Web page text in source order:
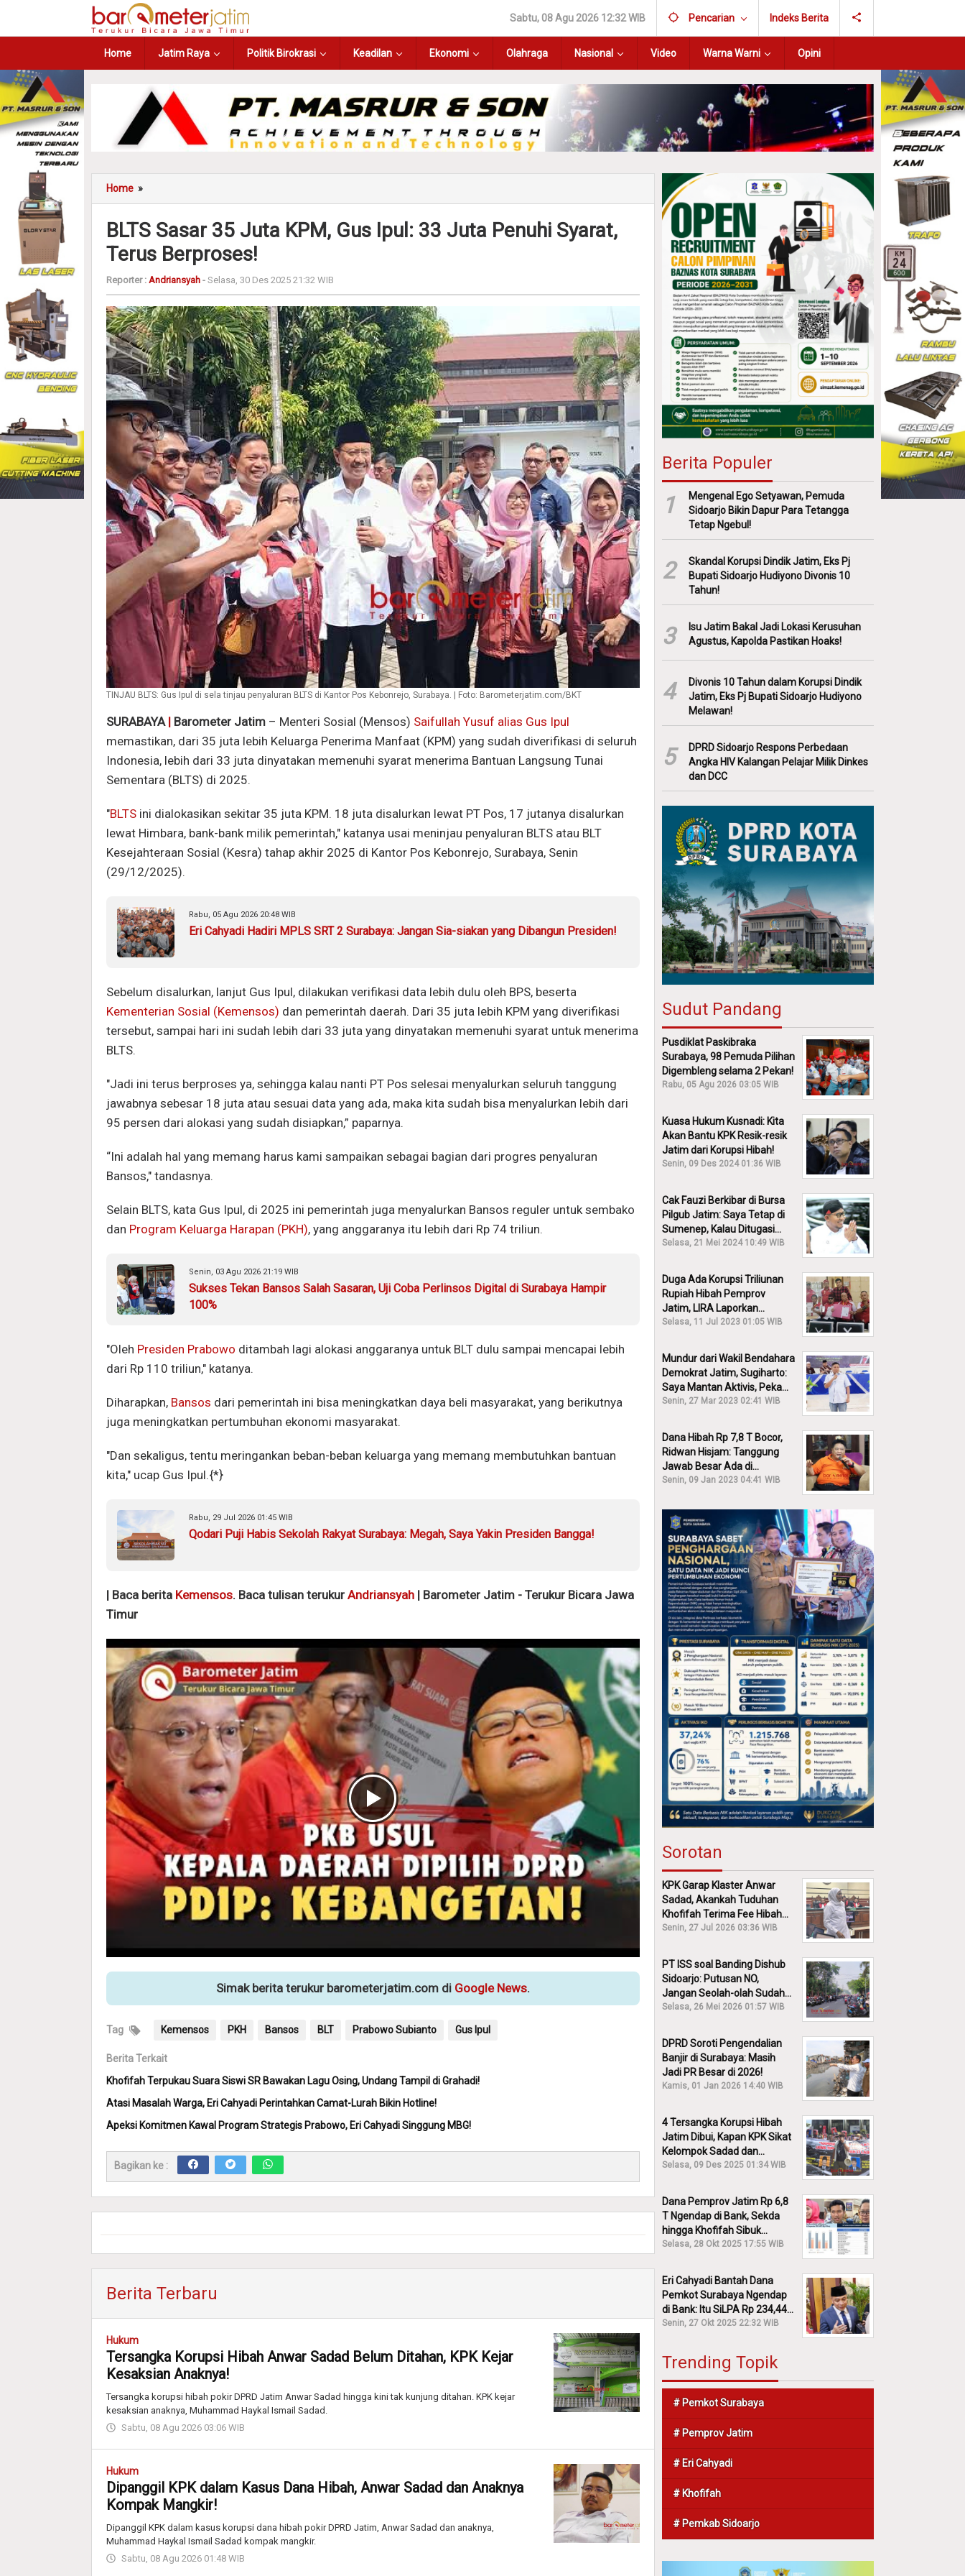
Sabtu, 08 Agu 2026 12:32 WIB Pencarian Indeks Berita
Home Jatim Raya Politik Birokrasi Keadilan Ekonomi Olahraga Nasional Video Warna Warni Opini
Home »
BLTS Sasar 35 Juta KPM, Gus Ipul: 33 Juta Penuhi Syarat,
Terus Berproses!
Reporter : Andriansyah - Selasa, 30 Des 2025 21:32 WIB
TINJAU BLTS: Gus Ipul di sela tinjau penyaluran BLTS di Kantor Pos Kebonrejo, Surabaya. | Foto: Barometerjatim.com/BKT
SURABAYA | Barometer Jatim – Menteri Sosial (Mensos) Saifullah Yusuf alias Gus Ipul
memastikan, dari 35 juta lebih Keluarga Penerima Manfaat (KPM) yang sudah diverifikasi di seluruh
Indonesia, lebih dari 33 juta dinyatakan memenuhi syarat menerima Bantuan Langsung Tunai
Sementara (BLTS) di 2025.
"BLTS ini dialokasikan sekitar 35 juta KPM. 18 juta disalurkan lewat PT Pos, 17 jutanya disalurkan
lewat Himbara, bank-bank milik pemerintah," katanya usai meninjau penyaluran BLTS atau BLT
Kesejahteraan Sosial (Kesra) tahap akhir 2025 di Kantor Pos Kebonrejo, Surabaya, Senin
(29/12/2025).
Rabu, 05 Agu 2026 20:48 WIB
Eri Cahyadi Hadiri MPLS SRT 2 Surabaya: Jangan Sia-siakan yang Dibangun Presiden!
Sebelum disalurkan, lanjut Gus Ipul, dilakukan verifikasi data lebih dulu oleh BPS, beserta
Kementerian Sosial (Kemensos) dan pemerintah daerah. Dari 35 juta lebih KPM yang diverifikasi
tersebut, sampai hari ini sudah lebih dari 33 juta yang dinyatakan memenuhi syarat untuk menerima
BLTS.
"Jadi ini terus berproses ya, sehingga kalau nanti PT Pos selesai menyalurkan seluruh tanggung
jawabnya sebesar 18 juta atau sesuai data yang ada, maka kita sudah bisa menyalurkan lebih dari
95 persen dari alokasi yang sudah disiapkan,” paparnya.
“Ini adalah hal yang memang harus kami sampaikan sebagai bagian dari progres penyaluran
Bansos," tandasnya.
Selain BLTS, kata Gus Ipul, di 2025 ini pemerintah juga menyalurkan Bansos reguler untuk sembako
dan Program Keluarga Harapan (PKH), yang anggaranya itu lebih dari Rp 74 triliun.
Senin, 03 Agu 2026 21:19 WIB
Sukses Tekan Bansos Salah Sasaran, Uji Coba Perlinsos Digital di Surabaya Hampir
100%
"Oleh Presiden Prabowo ditambah lagi alokasi anggaranya untuk BLT dulu sampai mencapai lebih
dari Rp 110 triliun," katanya.
Diharapkan, Bansos dari pemerintah ini bisa meningkatkan daya beli masyarakat, yang berikutnya
juga meningkatkan pertumbuhan ekonomi masyarakat.
"Dan sekaligus, tentu meringankan beban-beban keluarga yang memang membutuhkan bantuan
kita," ucap Gus Ipul.{*}
Rabu, 29 Jul 2026 01:45 WIB
Qodari Puji Habis Sekolah Rakyat Surabaya: Megah, Saya Yakin Presiden Bangga!
| Baca berita Kemensos. Baca tulisan terukur Andriansyah | Barometer Jatim - Terukur Bicara Jawa
Timur
Simak berita terukur barometerjatim.com di Google News.
Tag Kemensos PKH Bansos BLT Prabowo Subianto Gus Ipul
Berita Terkait
Khofifah Terpukau Suara Siswi SR Bawakan Lagu Osing, Undang Tampil di Grahadi!
Atasi Masalah Warga, Eri Cahyadi Perintahkan Camat-Lurah Bikin Hotline!
Apeksi Komitmen Kawal Program Strategis Prabowo, Eri Cahyadi Singgung MBG!
Bagikan ke :
Berita Terbaru
Hukum
Tersangka Korupsi Hibah Anwar Sadad Belum Ditahan, KPK Kejar
Kesaksian Anaknya!
Tersangka korupsi hibah pokir DPRD Jatim Anwar Sadad hingga kini tak kunjung ditahan. KPK kejar
kesaksian anaknya, Muhammad Haykal Ismail Sadad.
Sabtu, 08 Agu 2026 03:06 WIB
Hukum
Dipanggil KPK dalam Kasus Dana Hibah, Anwar Sadad dan Anaknya
Kompak Mangkir!
Dipanggil KPK dalam kasus korupsi dana hibah pokir DPRD Jatim, Anwar Sadad dan anaknya,
Muhammad Haykal Ismail Sadad kompak mangkir.
Sabtu, 08 Agu 2026 01:48 WIB
Berita Populer
1
Mengenal Ego Setyawan, Pemuda
Sidoarjo Bikin Dapur Para Tetangga
Tetap Ngebul!
2
Skandal Korupsi Dindik Jatim, Eks Pj
Bupati Sidoarjo Hudiyono Divonis 10
Tahun!
3
Isu Jatim Bakal Jadi Lokasi Kerusuhan
Agustus, Kapolda Pastikan Hoaks!
4
Divonis 10 Tahun dalam Korupsi Dindik
Jatim, Eks Pj Bupati Sidoarjo Hudiyono
Melawan!
5
DPRD Sidoarjo Respons Perbedaan
Angka HIV Kalangan Pelajar Milik Dinkes
dan DCC
Sudut Pandang
Pusdiklat Paskibraka
Surabaya, 98 Pemuda Pilihan
Digembleng selama 2 Pekan!
Rabu, 05 Agu 2026 03:05 WIB
Kuasa Hukum Kusnadi: Kita
Akan Bantu KPK Resik-resik
Jatim dari Korupsi Hibah!
Senin, 09 Des 2024 01:36 WIB
Cak Fauzi Berkibar di Bursa
Pilgub Jatim: Saya Tetap di
Sumenep, Kalau Ditugasi
Partai Lain Cerita!
Selasa, 21 Mei 2024 10:49 WIB
Duga Ada Korupsi Triliunan
Rupiah Hibah Pemprov
Jatim, LIRA Laporkan
Khofifah ke KPK: Dia Harus
Selasa, 11 Jul 2023 01:05 WIB
Mundur dari Wakil Bendahara
Demokrat Jatim, Sugiharto:
Saya Mantan Aktivis, Peka
Sekali Kalau Ada yang
Senin, 27 Mar 2023 02:41 WIB
Dana Hibah Rp 7,8 T Bocor,
Ridwan Hisjam: Tanggung
Jawab Besar Ada di
Pemprov, Bukan DPRD Jatim!
Senin, 09 Jan 2023 04:41 WIB
Sorotan
KPK Garap Klaster Anwar
Sadad, Akankah Tuduhan
Khofifah Terima Fee Hibah
30% Diusut?
Senin, 27 Jul 2026 03:36 WIB
PT ISS soal Banding Dishub
Sidoarjo: Putusan NO,
Jangan Seolah-olah Sudah
Menang!
Selasa, 26 Mei 2026 01:57 WIB
DPRD Soroti Pengendalian
Banjir di Surabaya: Masih
Jadi PR Besar di 2026!
Kamis, 01 Jan 2026 14:40 WIB
4 Tersangka Korupsi Hibah
Jatim Dibui, Kapan KPK Sikat
Kelompok Sadad dan
Iskandar?
Selasa, 09 Des 2025 01:34 WIB
Dana Pemprov Jatim Rp 6,8
T Ngendap di Bank, Sekda
hingga Khofifah Sibuk
Membantah!
Selasa, 28 Okt 2025 17:55 WIB
Eri Cahyadi Bantah Dana
Pemkot Surabaya Ngendap
di Bank: Itu SiLPA Rp 234,44
M!
Senin, 27 Okt 2025 22:32 WIB
Trending Topik
# Pemkot Surabaya
# Pemprov Jatim
# Eri Cahyadi
# Khofifah
# Pemkab Sidoarjo